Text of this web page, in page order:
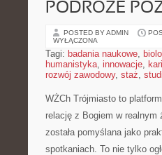
PODRÓŻE
POSTED BY ADMIN
WYŁĄCZONA
Tagi: badania naukowe,
humanistyka, innowacje,
rozwój zawodowy, staż,
WŻCh Trójmiasto to
relację z Bogiem w
została pomyślana jako
spotkaniach. To nie tylko